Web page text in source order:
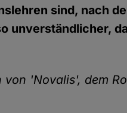
sind, nach
unverständlicher,
'Novalis', dem